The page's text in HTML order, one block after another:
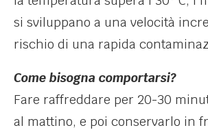
si sviluppano a una velocità
rischio di una rapida
Come bisogna comportarsi?
Fare raffreddare per 20-30
al mattino, e poi conservarlo in